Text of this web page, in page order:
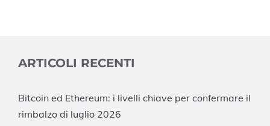
ARTICOLI RECENTI
Bitcoin ed Ethereum: i livelli chiave per confermare il
rimbalzo di luglio 2026